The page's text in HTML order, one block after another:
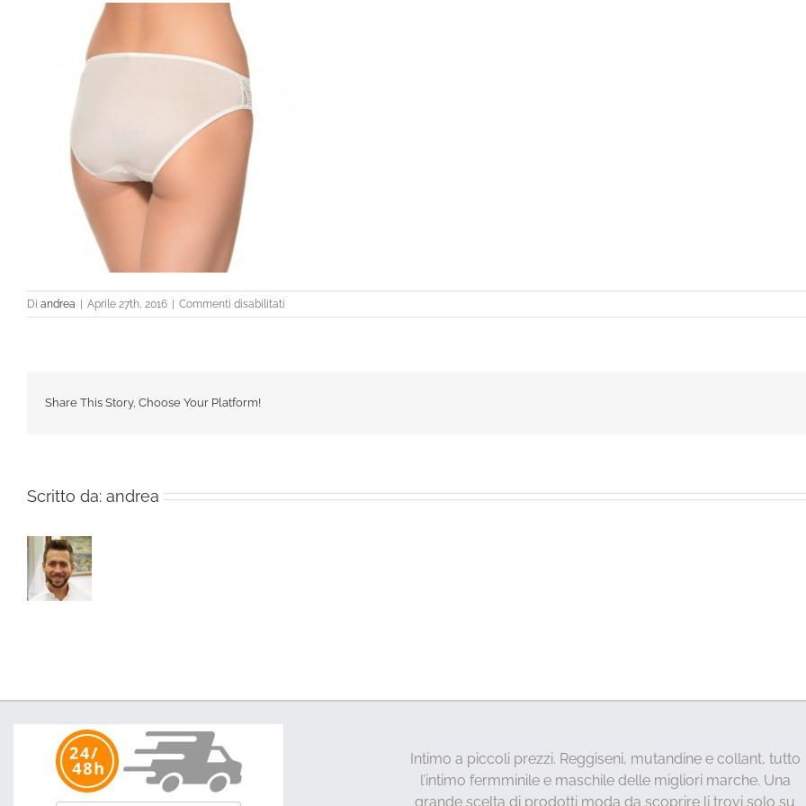
Di andrea | Aprile 27th, 2016 | Commenti disabilitati
3413d
Share This Story, Choose Your Platform!
Scritto da: andrea
Intimo a piccoli prezzi. Reggiseni, mutandine e collant, tutto
l’intimo fermminile e maschile delle migliori marche. Una
grande scelta di prodotti moda da scoprire li trovi solo su